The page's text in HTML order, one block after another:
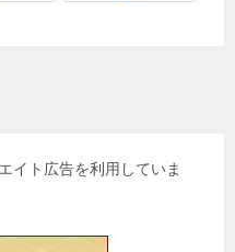
イト広告を利用していま